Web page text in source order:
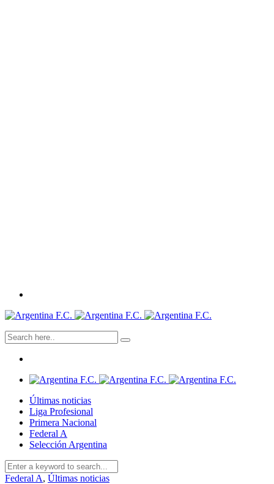
Últimas noticias
Liga Profesional
Primera Nacional
Federal A
Selección Argentina
Federal A, Últimas noticias